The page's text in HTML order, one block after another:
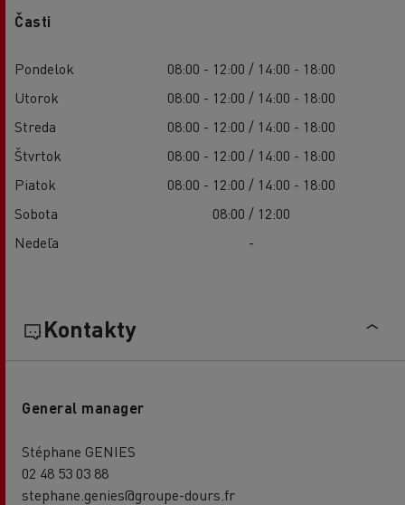
Časti
Pondelok
08:00 - 12:00 / 14:00 - 18:00
Utorok
08:00 - 12:00 / 14:00 - 18:00
Streda
08:00 - 12:00 / 14:00 - 18:00
Štvrtok
08:00 - 12:00 / 14:00 - 18:00
Piatok
08:00 - 12:00 / 14:00 - 18:00
Sobota
08:00 / 12:00
Nedeľa
-
Kontakty
General manager
Stéphane GENIES
02 48 53 03 88
stephane.genies@groupe-dours.fr